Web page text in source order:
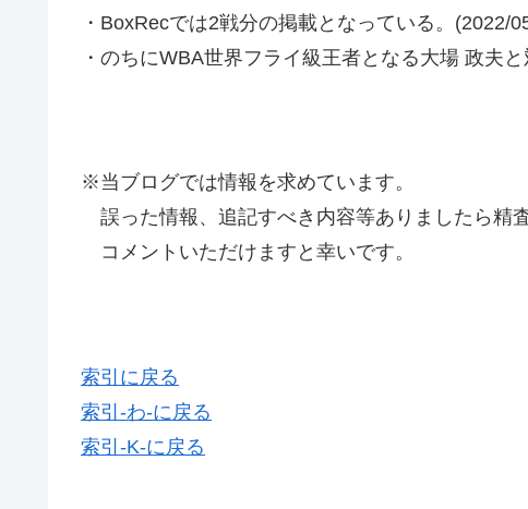
・BoxRecでは2戦分の掲載となっている。(2022/
・のちにWBA世界フライ級王者となる大場 政夫
※当ブログでは情報を求めています。
誤った情報、追記すべき内容等ありましたら精
コメントいただけますと幸いです。
索引に戻る
索引-わ-に戻る
索引-K-に戻る